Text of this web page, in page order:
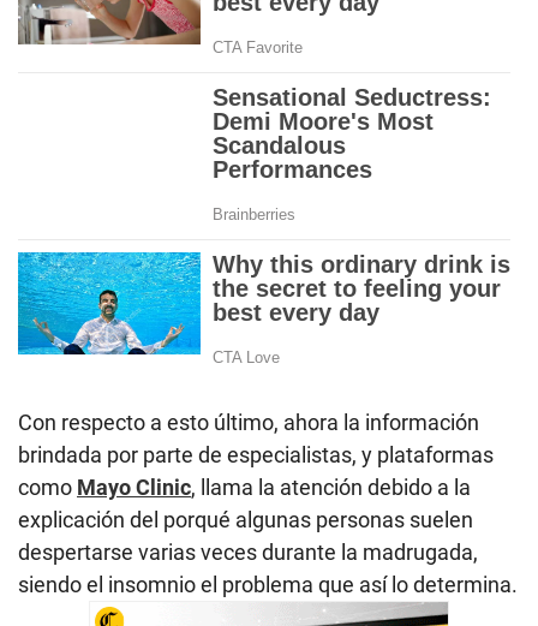
Con respecto a esto último, ahora la información
brindada por parte de especialistas, y plataformas
como Mayo Clinic, llama la atención debido a la
explicación del porqué algunas personas suelen
despertarse varias veces durante la madrugada,
siendo el insomnio el problema que así lo determina.